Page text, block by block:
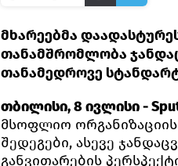
მხარეებმა
თანამშრომლობა
თანამედროვე
თბილისი, 8 ივლისი -
მსოფლიო
შედეგები, ასევე
განვითარების